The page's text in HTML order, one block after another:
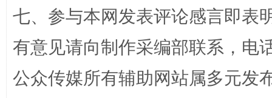
七、参与本网发表评论感言即表
有意见请向制作采编部联系，电
公众传媒所有辅助网站属多元发